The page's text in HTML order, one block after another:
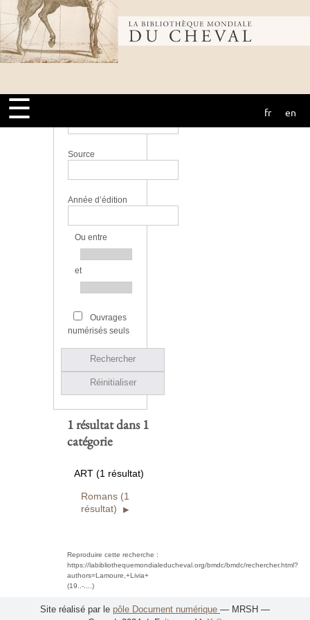
Bibliothèque
mondiale du
cheval
☰ fr en
Langue
Source
Année d’édition
Ou entre
et
Ouvrages
numérisés seuls
Rechercher
Réinitialiser
1 résultat dans 1
catégorie
ART (1 résultat)
Romans (1
résultat)
Reproduire cette recherche :
https://labibliothequemondialeducheval.org/bmdc/bmdc/rechercher.html?
authors=Lamoure,+Livia+
(19..-....)
Site réalisé par le pôle Document numérique — MRSH —